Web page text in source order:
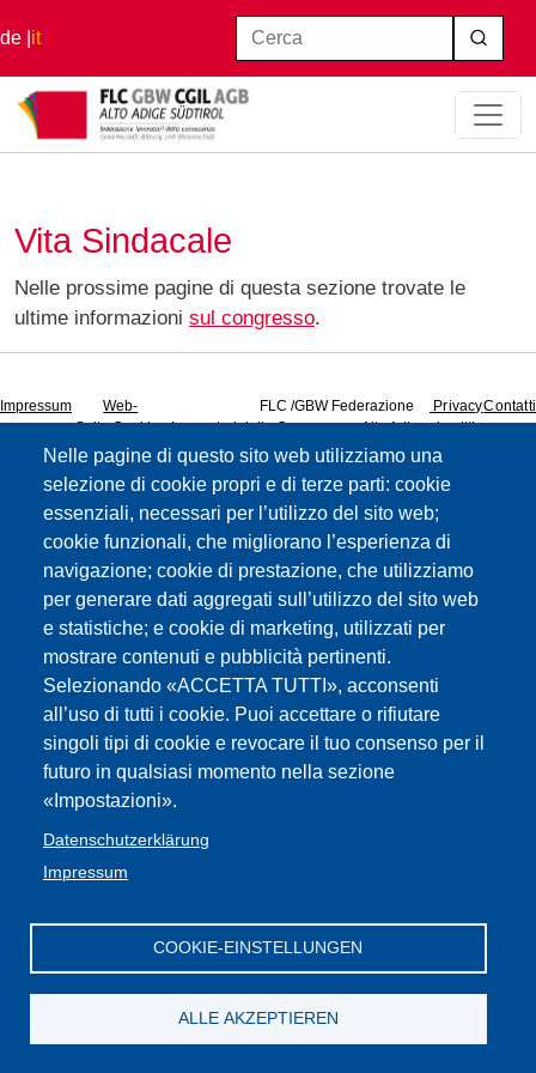
Salta al contenuto principale
de it
Nelle pagine di questo sito web utilizziamo una
selezione di cookie propri e di terze parti: cookie
essenziali, necessari per l’utilizzo del sito web;
cookie funzionali, che migliorano l’esperienza di
navigazione; cookie di prestazione, che utilizziamo
per generare dati aggregati sull’utilizzo del sito web
e statistiche; e cookie di marketing, utilizzati per
mostrare contenuti e pubblicità pertinenti.
Selezionando «ACCETTA TUTTI», acconsenti
all’uso di tutti i cookie. Puoi accettare o rifiutare
singoli tipi di cookie e revocare il tuo consenso per il
futuro in qualsiasi momento nella sezione
«Impostazioni».
Datenschutzerklärung
Impressum
COOKIE-EINSTELLUNGEN
ALLE AKZEPTIEREN
Cerca
Home Vita Sindacale
Vita Sindacale
Nelle prossime pagine di questa sezione trovate le
ultime informazioni sul congresso.
Impressum
Web-
Seite:Cookies
Privacy
FLC /GBW Federazione
Lavoratori della Conoscenza Alto Adige
Privacy
iscritti
CGIL
Contatti